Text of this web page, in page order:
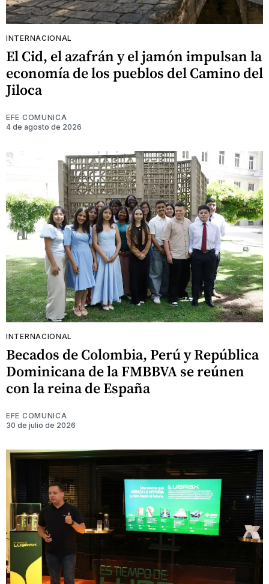
INTERNACIONAL
El Cid, el azafrán y el jamón impulsan la
economía de los pueblos del Camino del
Jiloca
EFE COMUNICA
4 de agosto de 2026
INTERNACIONAL
Becados de Colombia, Perú y República
Dominicana de la FMBBVA se reúnen
con la reina de España
EFE COMUNICA
30 de julio de 2026